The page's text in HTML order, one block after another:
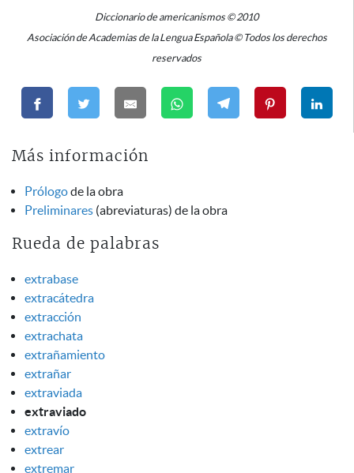
Diccionario de americanismos © 2010
Asociación de Academias de la Lengua Española © Todos los derechos
reservados
Más información
Prólogode la obra
Preliminares (abreviaturas) de la obra
Rueda de palabras
extrabase
extracátedra
extracción
extrachata
extrañamiento
extrañar
extraviada
extraviado
extravío
extrear
extremar